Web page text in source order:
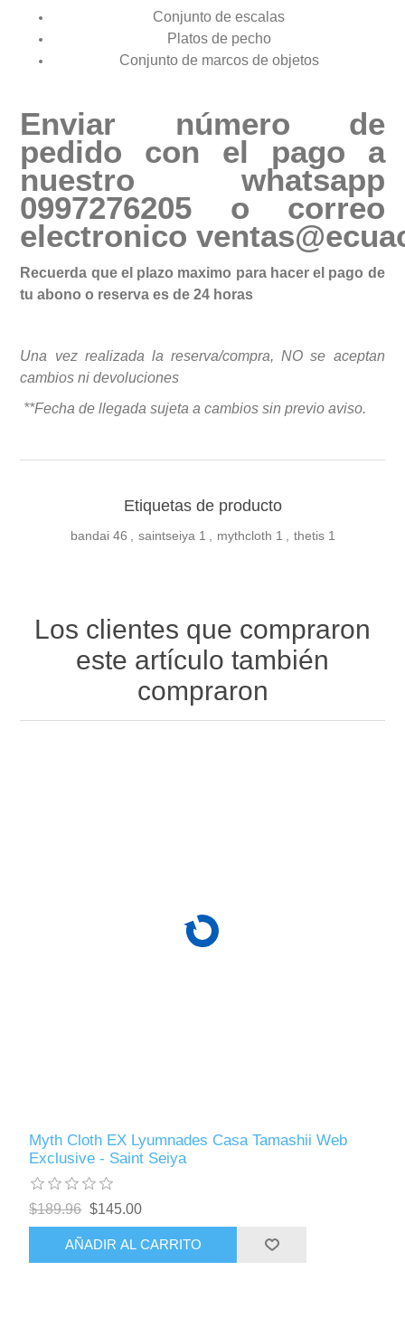
Conjunto de escalas
Platos de pecho
Conjunto de marcos de objetos
Enviar número de
pedido con el pago a
nuestro whatsapp
0997276205 o correo
electronico
Recuerda que el plazo maximo para hacer el pago de
tu abono o reserva es de 24 horas
Una vez realizada la reserva/compra, NO se aceptan
cambios ni devoluciones
**Fecha de llegada sujeta a cambios sin previo aviso.
Etiquetas de producto
bandai 46 , saintseiya 1 , mythcloth 1 , thetis 1
Los clientes que compraron
este artículo también
compraron
Myth Cloth EX Lyumnades Casa Tamashii Web
Exclusive - Saint Seiya
$189.96 $145.00
AÑADIR AL CARRITO